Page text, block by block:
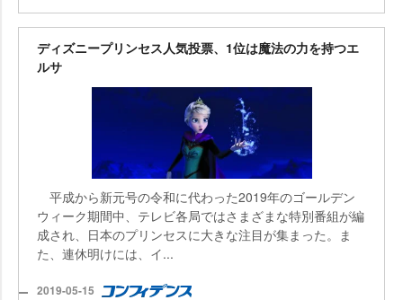
ディズニープリンセス人気投票、1位は魔法の力を持つエ
ルサ
平成から新元号の令和に代わった2019年のゴールデン
ウィーク期間中、テレビ各局ではさまざまな特別番組が編
成され、日本のプリンセスに大きな注目が集まった。ま
た、連休明けには、イ...
2019-05-15